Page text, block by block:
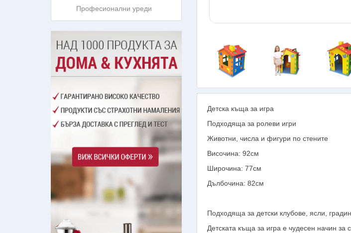
Професионални уреди
Детска къща за игра
Подходяща за ролеви игри
Животни, числа и фигури по стените
Височина: 92см
Широчина: 77см
Дълбочина: 82см
Подходяща за детски клубове, ясли,
Детската къща за игра е чудесен начин